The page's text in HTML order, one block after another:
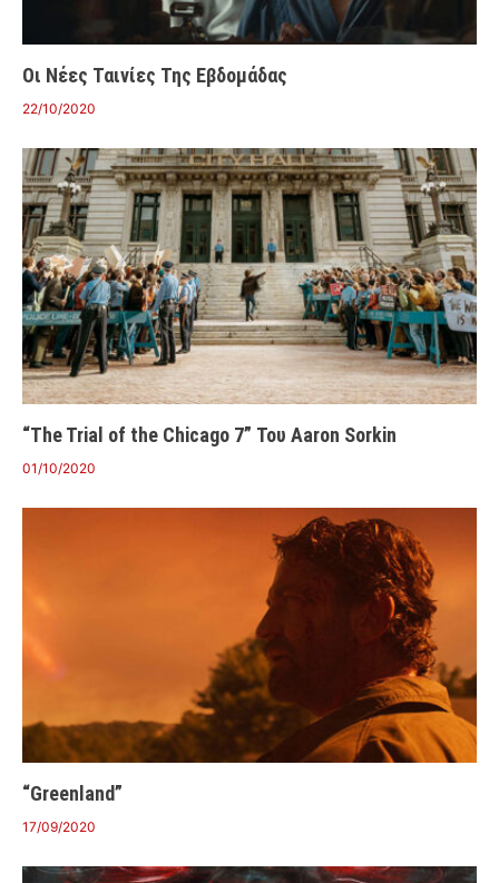
Οι Νέες Ταινίες Της Εβδομάδας
22/10/2020
“The Trial of the Chicago 7” Του Aaron Sorkin
01/10/2020
“Greenland”
17/09/2020